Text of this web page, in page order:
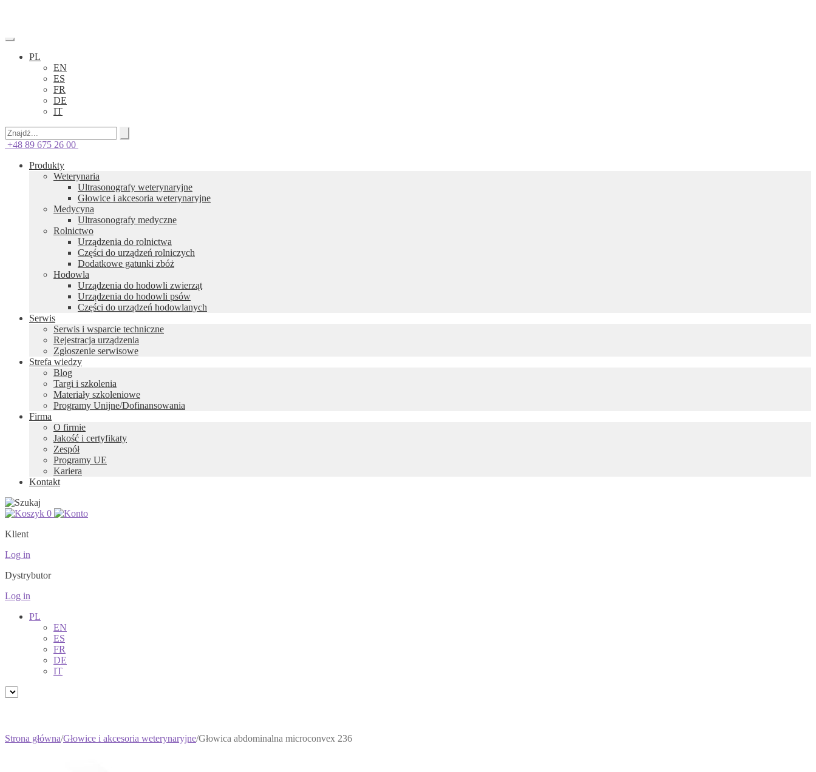
PL
EN
ES
FR
DE
IT
+48 89 675 26 00
Produkty
Weterynaria
Ultrasonografy weterynaryjne
Głowice i akcesoria weterynaryjne
Medycyna
Ultrasonografy medyczne
Rolnictwo
Urządzenia do rolnictwa
Części do urządzeń rolniczych
Dodatkowe gatunki zbóż
Hodowla
Urządzenia do hodowli zwierząt
Urządzenia do hodowli psów
Części do urządzeń hodowlanych
Serwis
Serwis i wsparcie techniczne
Rejestracja urządzenia
Zgłoszenie serwisowe
Strefa wiedzy
Blog
Targi i szkolenia
Materiały szkoleniowe
Programy Unijne/Dofinansowania
Firma
O firmie
Jakość i certyfikaty
Zespół
Programy UE
Kariera
Kontakt
0
Klient
Log in
Dystrybutor
Log in
PL
EN
ES
FR
DE
IT
Strona główna/Głowice i akcesoria weterynaryjne/Głowica abdominalna microconvex 236